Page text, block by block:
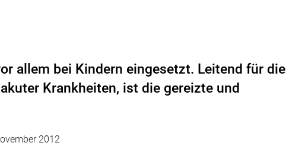
allem bei Kindern eingesetzt. Leitend für die
Krankheiten, ist die gereizte und
2012